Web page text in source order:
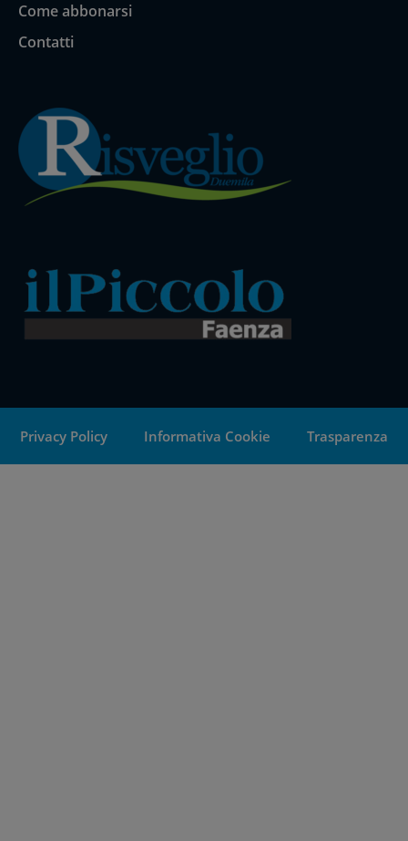
Come abbonarsi
Contatti
Privacy Policy Informativa Cookie Trasparenza